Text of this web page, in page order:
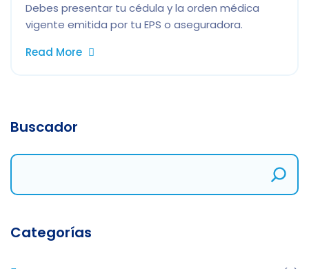
Debes presentar tu cédula y la orden médica
vigente emitida por tu EPS o aseguradora.
Read More
Buscador
Categorías